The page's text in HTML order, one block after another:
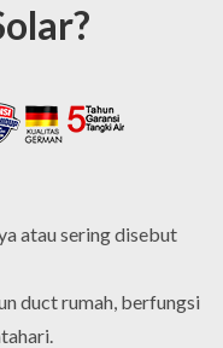
atau sering disebut
duct rumah, berfungsi